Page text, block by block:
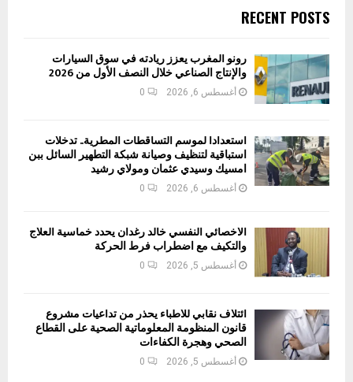
RECENT POSTS
رونو المغرب يعزز ريادته في سوق السيارات
والإنتاج الصناعي خلال النصف الأول من 2026
أغسطس 6, 2026 0
استعدادا لموسم التساقطات المطرية.. تدخلات
استباقية لتنظيف وصيانة شبكة التطهير السائل ببن
امسيك وسيدي عثمان ومولاي رشيد
أغسطس 6, 2026 0
الأخصائي النفسي خالد رغدان يحدد خماسية العلاج
والتكيف مع اضطراب فرط الحركة
أغسطس 5, 2026 0
ائتلاف نقابي للأطباء يحذر من تداعيات مشروع
قانون المنظومة المعلوماتية الصحية على القطاع
الصحي وهجرة الكفاءات
أغسطس 5, 2026 0